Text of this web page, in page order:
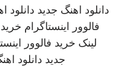
دانلود اهنگ جدید دانلود
فالوور اینستاگرام
لینک خرید فالوور
جدید دانلود